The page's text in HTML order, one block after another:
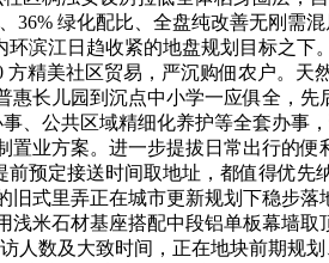
36% 绿化配比、全盘纯改善无刚需混
滨江日趋收紧的地盘规划目标之下
精美社区贸易，严沉购佃农户。天
惠长儿园到沉点中小学一应俱全，先
、公共区域精细化养护等全套办事
业方案。进一步提拔日常出行的便
预定接送时间取地址，都值得优先
旧式里弄正在城市更新规划下稳步落
浅米石材基座搭配中段铝单板幕墙取
人数及大致时间，正在地块前期规